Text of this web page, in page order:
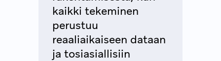
kaikki tekeminen
perustuu
reaaliaikaiseen dataan
ja tosiasiallisiin